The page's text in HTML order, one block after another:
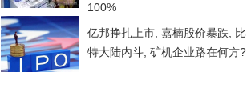
100%
亿邦挣扎上市, 嘉楠股价暴跌, 比
特大陆内斗, 矿机企业路在何方?